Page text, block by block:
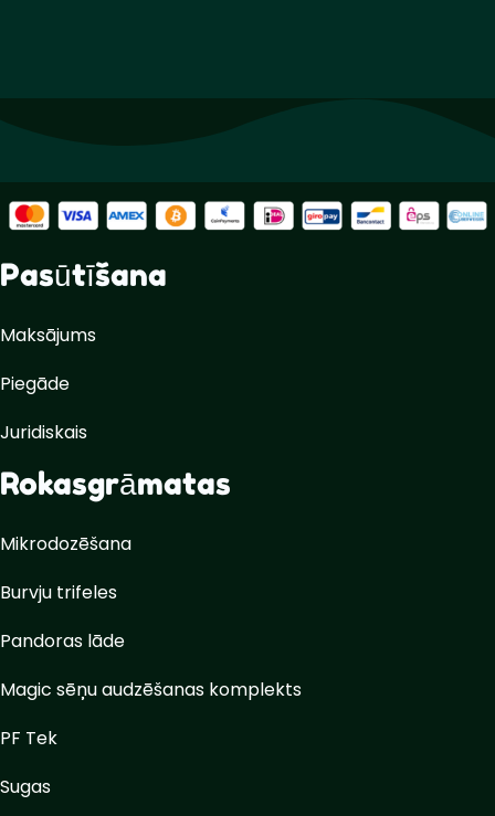
Pasūtīšana
Maksājums
Piegāde
Juridiskais
Rokasgrāmatas
Mikrodozēšana
Burvju trifeles
Pandoras lāde
Magic sēņu audzēšanas komplekts
PF Tek
Sugas